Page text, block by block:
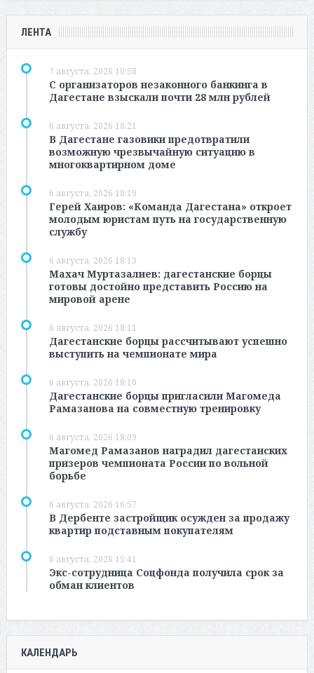
ЛЕНТА
7 августа, 2026 10:58
С организаторов незаконного банкинга в
Дагестане взыскали почти 28 млн рублей
6 августа, 2026 18:21
В Дагестане газовики предотвратили
возможную чрезвычайную ситуацию в
многоквартирном доме
6 августа, 2026 18:19
Герей Хаиров: «Команда Дагестана» откроет
молодым юристам путь на государственную
службу
6 августа, 2026 18:13
Махач Муртазалиев: дагестанские борцы
готовы достойно представить Россию на
мировой арене
6 августа, 2026 18:11
Дагестанские борцы рассчитывают успешно
выступить на чемпионате мира
6 августа, 2026 18:10
Дагестанские борцы пригласили Магомеда
Рамазанова на совместную тренировку
6 августа, 2026 18:09
Магомед Рамазанов наградил дагестанских
призеров чемпионата России по вольной
борьбе
6 августа, 2026 16:57
В Дербенте застройщик осужден за продажу
квартир подставным покупателям
6 августа, 2026 15:41
Экс-сотрудница Соцфонда получила срок за
обман клиентов
КАЛЕНДАРЬ